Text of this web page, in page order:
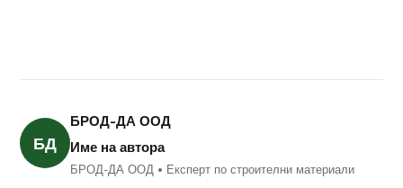
БД
БРОД-ДА ООД
Име на автора
БРОД-ДА ООД • Експерт по строителни материали